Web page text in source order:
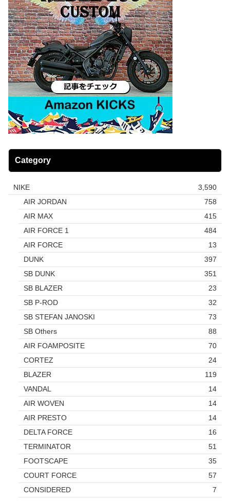
Category
NIKE
3,590
AIR JORDAN
758
AIR MAX
415
AIR FORCE 1
484
AIR FORCE
13
DUNK
397
SB DUNK
351
SB BLAZER
23
SB P-ROD
32
SB STEFAN JANOSKI
73
SB Others
88
AIR FOAMPOSITE
70
CORTEZ
24
BLAZER
119
VANDAL
14
AIR WOVEN
14
AIR PRESTO
14
DELTA FORCE
16
TERMINATOR
51
FOOTSCAPE
35
COURT FORCE
57
CONSIDERED
7